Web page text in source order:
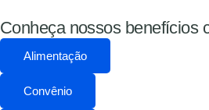
Conheça nossos benefícios
Alimentação
Convênio